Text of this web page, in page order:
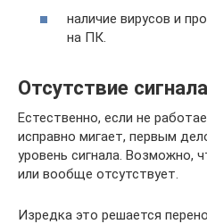
наличие вирусов и
на ПК.
Отсутствие
Естественно, если не
исправно мигает, первым
уровень сигнала. Возможно,
или вообще отсутствует.
Изредка это решается